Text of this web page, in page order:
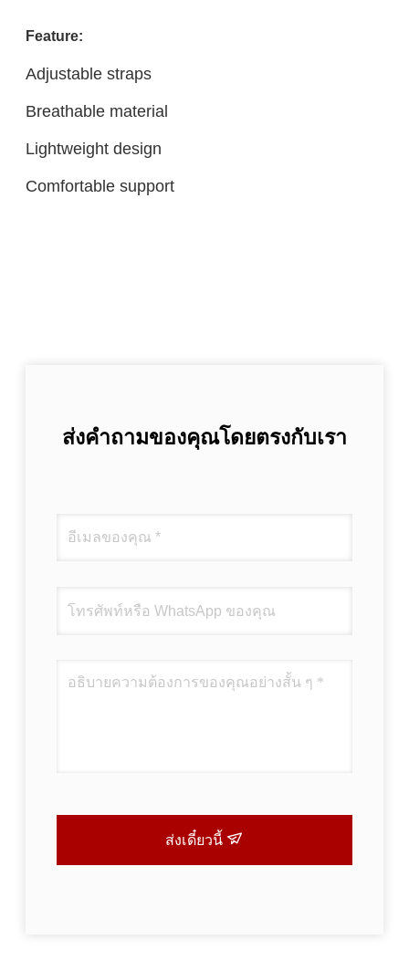
Feature:
Adjustable straps
Breathable material
Lightweight design
Comfortable support
ส่งคำถามของคุณโดยตรงกับเรา
ส่งเดี๋ยวนี้